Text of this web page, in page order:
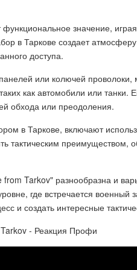
значение,
в Таркове создает
доступа.
или колючей
как автомобили или танки.
обхода или преодоления.
в Таркове, включают
тактическим преимуществом,
Tarkov" разнообразна и
где встречается военный
и создать интересные
- Реакция Профи